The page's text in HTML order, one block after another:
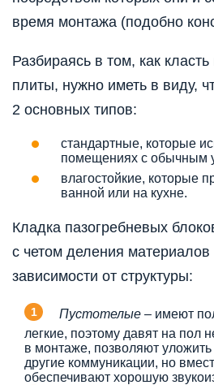
время монтажа (подобно
Разбираясь в том, как
плиты, нужно иметь в виду,
2 основных типов:
стандартные, которые
помещениях с обычным
влагостойкие, которые
ванной или на кухне.
Кладка пазогребневых
с четом деления материалов
зависимости от структуры:
Пустотелые – имеют
легкие, поэтому давят на пол
в монтаже, позволяют уложить
другие коммуникации, но
обеспечивают хорошую